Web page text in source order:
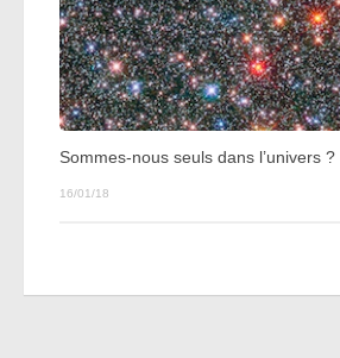
Sommes-nous seuls dans l’univers ?
16/01/18